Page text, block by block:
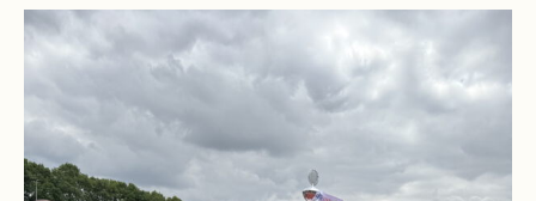
Förderverein
Schulchronik
Konzepte